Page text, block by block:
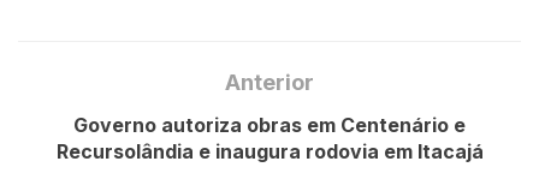
Anterior
Governo autoriza obras em Centenário e
Recursolândia e inaugura rodovia em Itacajá